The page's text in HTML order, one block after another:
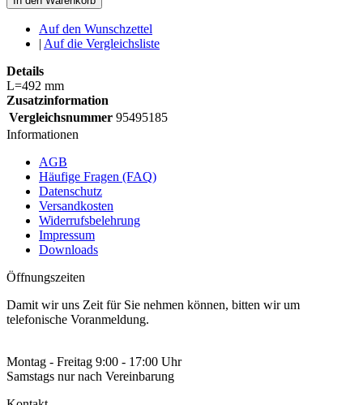
Auf den Wunschzettel
| Auf die Vergleichsliste
Details
L=492 mm
Zusatzinformation
Vergleichsnummer 95495185
Informationen
AGB
Häufige Fragen (FAQ)
Datenschutz
Versandkosten
Widerrufsbelehrung
Impressum
Downloads
Öffnungszeiten
Damit wir uns Zeit für Sie nehmen können, bitten wir um
telefonische Voranmeldung.
Montag - Freitag 9:00 - 17:00 Uhr
Samstags nur nach Vereinbarung